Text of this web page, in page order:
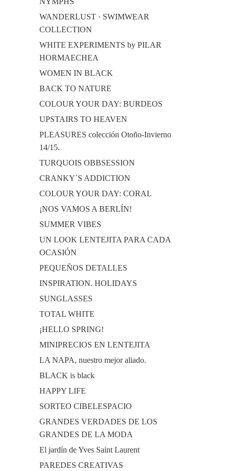
WANDERLUST · SWIMWEAR
COLLECTION
WHITE EXPERIMENTS by PILAR
HORMAECHEA
WOMEN IN BLACK
BACK TO NATURE
COLOUR YOUR DAY: BURDEOS
UPSTAIRS TO HEAVEN
PLEASURES colección Otoño-Invierno
14/15.
TURQUOIS OBBSESSION
CRANKY´S ADDICTION
COLOUR YOUR DAY: CORAL
¡NOS VAMOS A BERLÍN!
SUMMER VIBES
UN LOOK LENTEJITA PARA CADA
OCASIÓN
PEQUEÑOS DETALLES
INSPIRATION. HOLIDAYS
SUNGLASSES
TOTAL WHITE
¡HELLO SPRING!
MINIPRECIOS EN LENTEJITA
LA NAPA, nuestro mejor aliado.
BLACK is black
HAPPY LIFE
SORTEO CIBELESPACIO
GRANDES VERDADES DE LOS
GRANDES DE LA MODA
El jardín de Yves Saint Laurent
PAREDES CREATIVAS